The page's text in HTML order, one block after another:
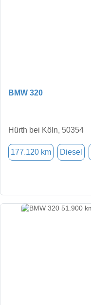
BMW 320
Hürth bei Köln, 50354
177.120 km Diesel